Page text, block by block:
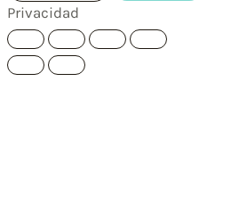
Privacidad